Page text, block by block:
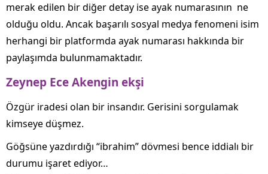
merak edilen bir diğer detay ise ayak numarasının ne
olduğu oldu. Ancak başarılı sosyal medya fenomeni isim
herhangi bir platformda ayak numarası hakkında bir
paylaşımda bulunmamaktadır.
Zeynep Ece Akengin ekşi
Özgür iradesi olan bir insandır. Gerisini sorgulamak
kimseye düşmez.
Göğsüne yazdırdığı “ibrahim” dövmesi bence iddialı bir
durumu işaret ediyor…